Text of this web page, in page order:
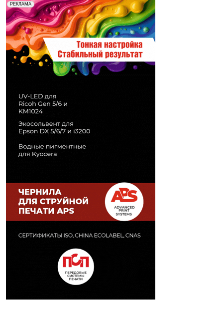
РЕКЛАМА
Реклама. Рекламодатель ООО "Передовые Системы
Печати" erid: 2SDnjd2d4Qz